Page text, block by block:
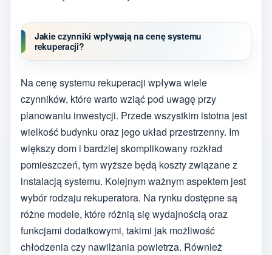
Jakie czynniki wpływają na cenę systemu
rekuperacji?
Na cenę systemu rekuperacji wpływa wiele
czynników, które warto wziąć pod uwagę przy
planowaniu inwestycji. Przede wszystkim istotna jest
wielkość budynku oraz jego układ przestrzenny. Im
większy dom i bardziej skomplikowany rozkład
pomieszczeń, tym wyższe będą koszty związane z
instalacją systemu. Kolejnym ważnym aspektem jest
wybór rodzaju rekuperatora. Na rynku dostępne są
różne modele, które różnią się wydajnością oraz
funkcjami dodatkowymi, takimi jak możliwość
chłodzenia czy nawilżania powietrza. Również